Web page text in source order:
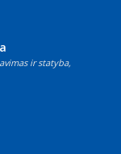
ir statyba,